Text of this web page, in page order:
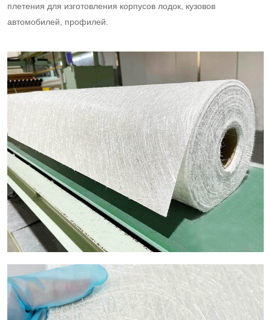
плетения для изготовления корпусов лодок, кузовов
автомобилей, профилей.